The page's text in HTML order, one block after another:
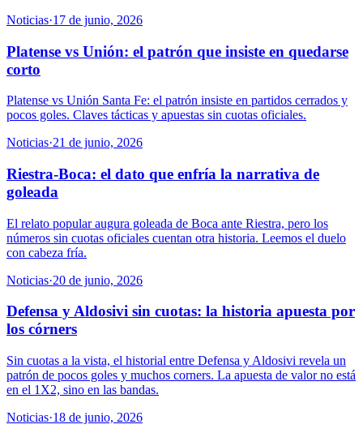
Noticias·17 de junio, 2026
Platense vs Unión: el patrón que insiste en quedarse
corto
Platense vs Unión Santa Fe: el patrón insiste en partidos cerrados y
pocos goles. Claves tácticas y apuestas sin cuotas oficiales.
Noticias·21 de junio, 2026
Riestra-Boca: el dato que enfría la narrativa de
goleada
El relato popular augura goleada de Boca ante Riestra, pero los
números sin cuotas oficiales cuentan otra historia. Leemos el duelo
con cabeza fría.
Noticias·20 de junio, 2026
Defensa y Aldosivi sin cuotas: la historia apuesta por
los córners
Sin cuotas a la vista, el historial entre Defensa y Aldosivi revela un
patrón de pocos goles y muchos corners. La apuesta de valor no está
en el 1X2, sino en las bandas.
Noticias·18 de junio, 2026